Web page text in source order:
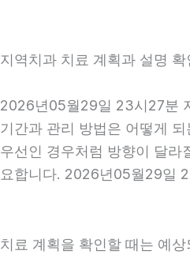
지역치과 치료 계획과 설명
2026년05월29일 23시27분
기간과 관리 방법은 어떻게
우선인 경우처럼 방향이 달
요합니다. 2026년05월29일
치료 계획을 확인할 때는 예